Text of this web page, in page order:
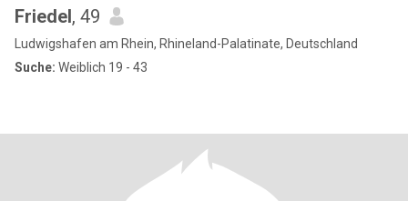
Friedel, 49
Ludwigshafen am Rhein, Rhineland-Palatinate, Deutschland
Suche: Weiblich 19 - 43